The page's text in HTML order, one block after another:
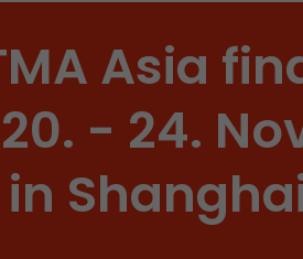
Asia
- 24.
in